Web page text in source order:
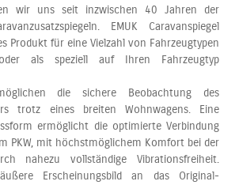
wir uns seit inzwischen 40 Jahren der
EMUK Caravanspiegel
Produkt für eine Vielzahl von Fahrzeugtypen
als speziell auf Ihren Fahrzeugtyp
die sichere Beobachtung des
trotz eines breiten Wohnwagens. Eine
ermöglicht die optimierte Verbindung
PKW, mit höchstmöglichem Komfort bei der
nahezu vollständige Vibrationsfreiheit.
Erscheinungsbild an das Original-